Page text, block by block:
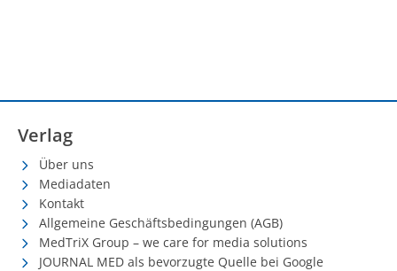
Verlag
Über uns
Mediadaten
Kontakt
Allgemeine Geschäftsbedingungen (AGB)
MedTriX Group – we care for media solutions
JOURNAL MED als bevorzugte Quelle bei Google